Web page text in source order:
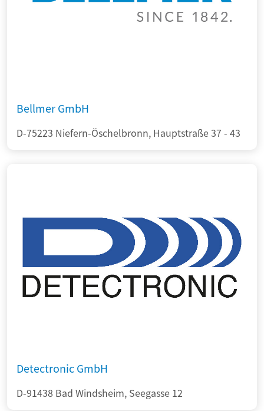
Bellmer GmbH
D-75223 Niefern-Öschelbronn, Hauptstraße 37 - 43
Detectronic GmbH
D-91438 Bad Windsheim, Seegasse 12